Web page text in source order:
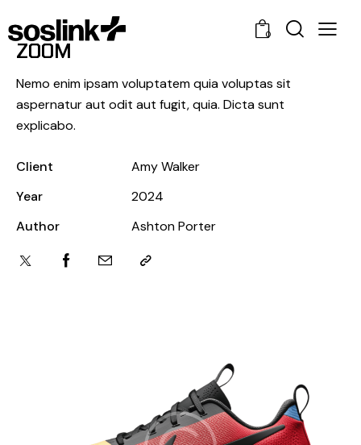
0
ZOOM
Nemo enim ipsam voluptatem quia voluptas sit
aspernatur aut odit aut fugit, quia. Dicta sunt
explicabo.
Client
Amy Walker
Year
2024
Author
Ashton Porter